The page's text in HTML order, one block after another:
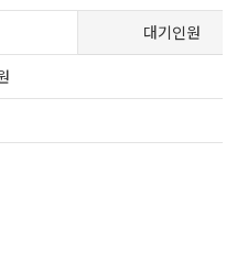
대기인원